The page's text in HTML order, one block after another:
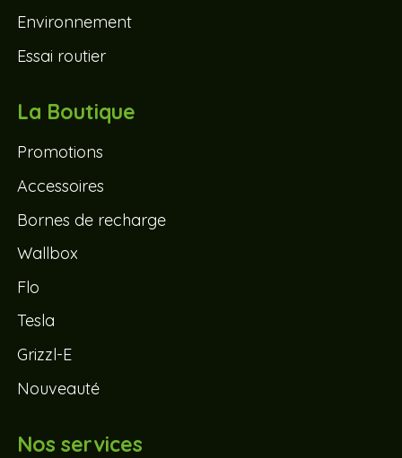
Environnement
Essai routier
La Boutique
Promotions
Accessoires
Bornes de recharge
Wallbox
Flo
Tesla
Grizzl-E
Nouveauté
Nos services